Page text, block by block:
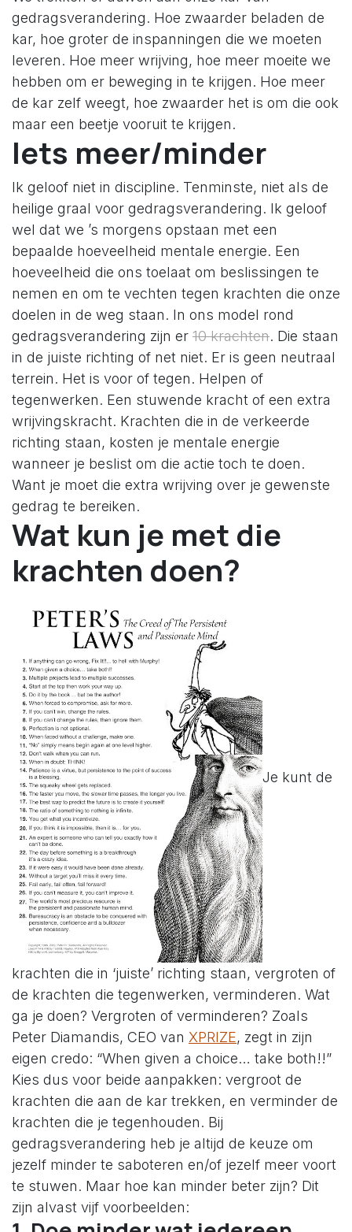
gedragsverandering. Hoe zwaarder beladen de
kar, hoe groter de inspanningen die we moeten
leveren. Hoe meer wrijving, hoe meer moeite we
hebben om er beweging in te krijgen. Hoe meer
de kar zelf weegt, hoe zwaarder het is om die ook
maar een beetje vooruit te krijgen.
Iets meer/minder
Ik geloof niet in discipline. Tenminste, niet als de
heilige graal voor gedragsverandering. Ik geloof
wel dat we ’s morgens opstaan met een
bepaalde hoeveelheid mentale energie. Een
hoeveelheid die ons toelaat om beslissingen te
nemen en om te vechten tegen krachten die onze
doelen in de weg staan. In ons model rond
gedragsverandering zijn er 10 krachten. Die staan
in de juiste richting of net niet. Er is geen neutraal
terrein. Het is voor of tegen. Helpen of
tegenwerken. Een stuwende kracht of een extra
wrijvingskracht. Krachten die in de verkeerde
richting staan, kosten je mentale energie
wanneer je beslist om die actie toch te doen.
Want je moet die extra wrijving over je gewenste
gedrag te bereiken.
Wat kun je met die
krachten doen?
Je kunt de
krachten die in ‘juiste’ richting staan, vergroten of
de krachten die tegenwerken, verminderen. Wat
ga je doen? Vergroten of verminderen? Zoals
Peter Diamandis, CEO van XPRIZE, zegt in zijn
eigen credo: “When given a choice… take both!!”
Kies dus voor beide aanpakken: vergroot de
krachten die aan de kar trekken, en verminder de
krachten die je tegenhouden. Bij
gedragsverandering heb je altijd de keuze om
jezelf minder te saboteren en/of jezelf meer voort
te stuwen. Maar hoe kan minder beter zijn? Dit
zijn alvast vijf voorbeelden: